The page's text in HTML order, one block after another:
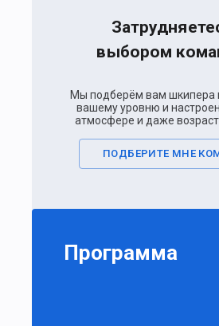
выбором
Мы подберём вам шкипера
вашему уровню и
атмосфере и даже
ПОДБЕРИТЕ МНЕ
Программа